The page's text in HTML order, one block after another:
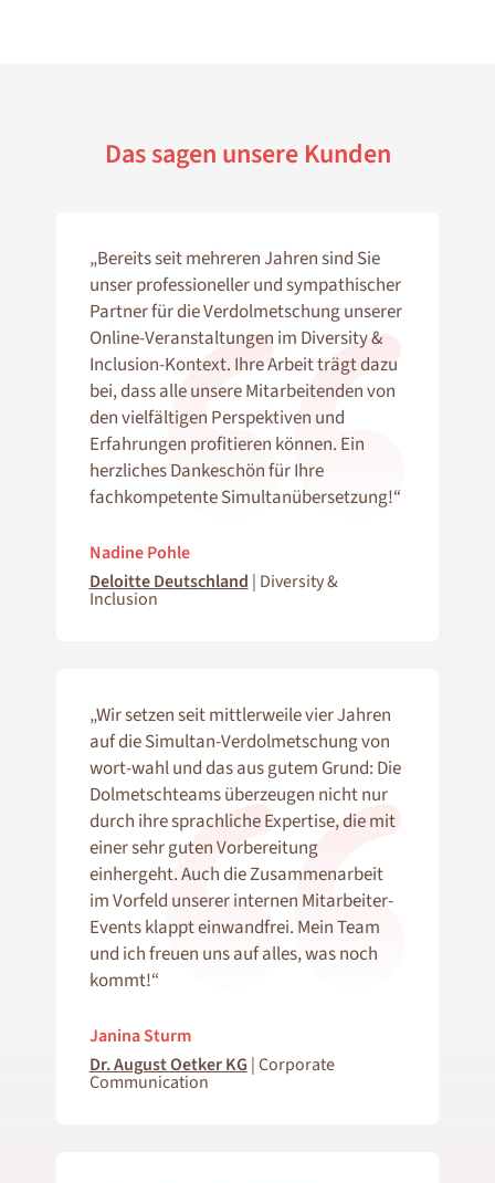
Das sagen unsere Kunden
„Bereits seit mehreren Jahren sind Sie
unser professioneller und sympathischer
Partner für die Verdolmetschung unserer
Online-Veranstaltungen im Diversity &
Inclusion-Kontext. Ihre Arbeit trägt dazu
bei, dass alle unsere Mitarbeitenden von
den vielfältigen Perspektiven und
Erfahrungen profitieren können. Ein
herzliches Dankeschön für Ihre
fachkompetente Simultanübersetzung!“
Nadine Pohle
Deloitte Deutschland | Diversity &
Inclusion
„Wir setzen seit mittlerweile vier Jahren
auf die Simultan-Verdolmetschung von
wort-wahl und das aus gutem Grund: Die
Dolmetschteams überzeugen nicht nur
durch ihre sprachliche Expertise, die mit
einer sehr guten Vorbereitung
einhergeht. Auch die Zusammenarbeit
im Vorfeld unserer internen Mitarbeiter-
Events klappt einwandfrei. Mein Team
und ich freuen uns auf alles, was noch
kommt!“
Janina Sturm
Dr. August Oetker KG |Corporate
Communication